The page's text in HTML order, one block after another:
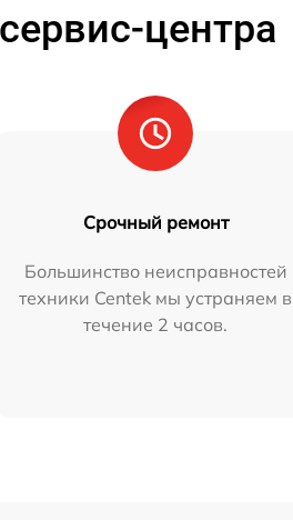
центра
Срочный ремонт
Большинство неисправностей
техники Centek мы устраняем в
течение 2 часов.